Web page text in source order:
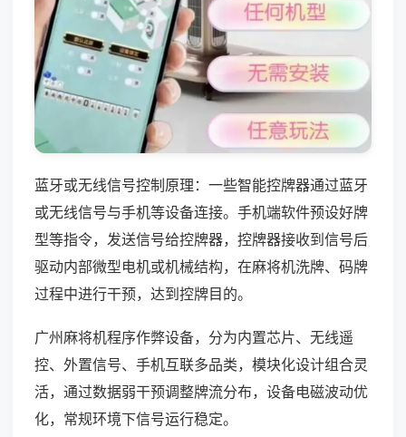
蓝牙或无线信号控制原理：一些智能控牌器通过蓝牙
或无线信号与手机等设备连接。手机端软件预设好牌
型等指令，发送信号给控牌器，控牌器接收到信号后
驱动内部微型电机或机械结构，在麻将机洗牌、码牌
过程中进行干预，达到控牌目的。
广州麻将机程序作弊设备，分为内置芯片、无线遥
控、外置信号、手机互联多品类，模块化设计组合灵
活，通过数据弱干预调整牌流分布，设备电磁波动优
化，常规环境下信号运行稳定。